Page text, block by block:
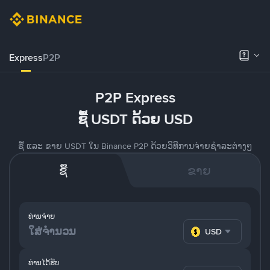
ExpressP2P
P2P Express
ຊື້ USDT ດ້ວຍ USD
ຊື້ ແລະ ຂາຍ USDT ໃນ Binance P2P ດ້ວຍວິທີການຈ່າຍຊຳລະຕ່າງໆ
ຊື້ ຂາຍ
ທ່ານຈ່າຍ
USD
ທ່ານໄດ້ຮັບ